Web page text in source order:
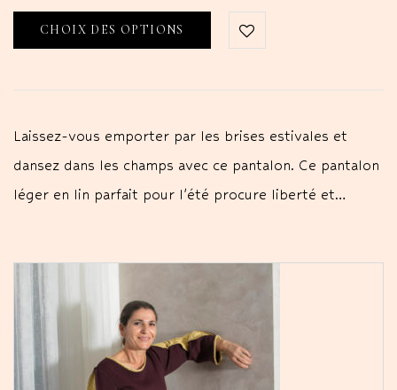
CHOIX DES OPTIONS
Laissez-vous emporter par les brises estivales et
dansez dans les champs avec ce pantalon. Ce pantalon
léger en lin parfait pour l'été procure liberté et…